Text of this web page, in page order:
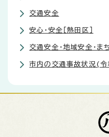
交通安全
安心・安全［熱田区］
交通安全・地域安全・ま
市内の交通事故状況(